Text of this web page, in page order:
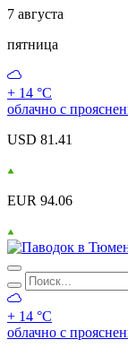
7 августа
пятница
+ 14 °С
облачно с
USD 81.41
EUR 94.06
+ 14 °С
облачно с